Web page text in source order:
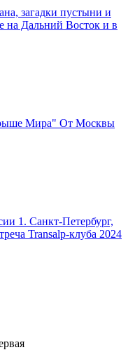
загадки пустыни и
на Дальний Восток и в
Мира" От Москвы
1. Санкт-Петербург,
Transalp-клуба 2024